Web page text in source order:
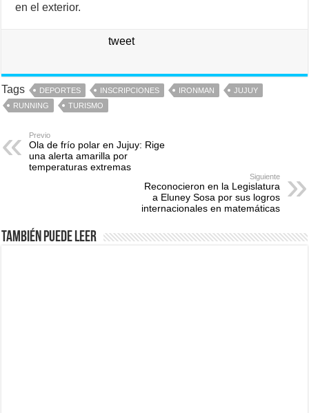
en el exterior.
tweet
Tags DEPORTES INSCRIPCIONES IRONMAN
JUJUY
RUNNING
TURISMO
Previo
Ola de frío polar en Jujuy: Rige
una alerta amarilla por
temperaturas extremas
Siguiente
Reconocieron en la Legislatura
a Eluney Sosa por sus logros
internacionales en matemáticas
También puede leer